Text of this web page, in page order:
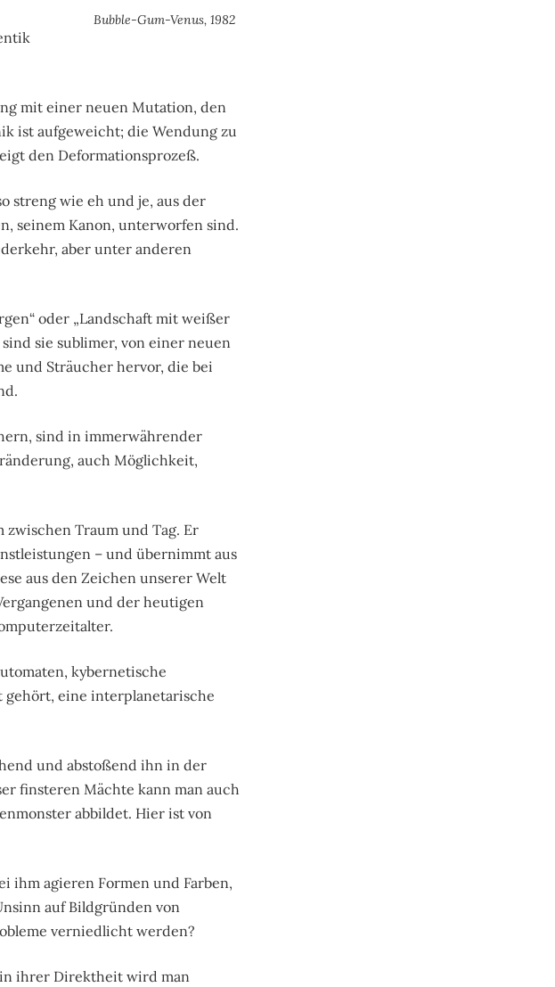
Bubble-Gum-Venus, 1982
mit einer neuen Mutation, den
ist aufgeweicht; die Wendung zu
den Deformationsprozeß.
streng wie eh und je, aus der
seinem Kanon, unterworfen sind.
aber unter anderen
oder „Landschaft mit weißer
sie sublimer, von einer neuen
und Sträucher hervor, die bei
sind in immerwährender
auch Möglichkeit,
Traum und Tag. Er
– und übernimmt aus
aus den Zeichen unserer Welt
und der heutigen
kybernetische
eine interplanetarische
und abstoßend ihn in der
finsteren Mächte kann man auch
abbildet. Hier ist von
ihm agieren Formen und Farben,
auf Bildgründen von
verniedlicht werden?
ihrer Direktheit wird man